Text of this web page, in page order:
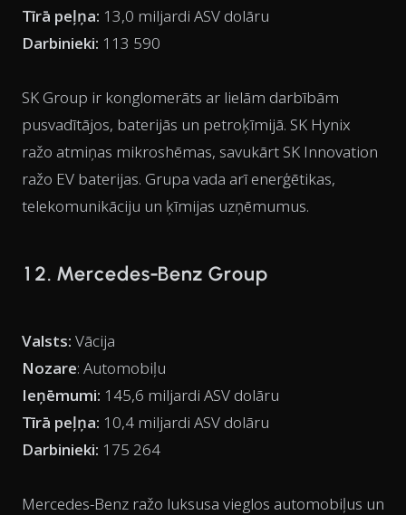
Tīrā peļņa: 13,0 miljardi ASV dolāru
Darbinieki: 113 590
SK Group ir konglomerāts ar lielām darbībām
pusvadītājos, baterijās un petroķīmijā. SK Hynix
ražo atmiņas mikroshēmas, savukārt SK Innovation
ražo EV baterijas. Grupa vada arī enerģētikas,
telekomunikāciju un ķīmijas uzņēmumus.
12. Mercedes-Benz Group
Valsts: Vācija
Nozare: Automobiļu
Ieņēmumi: 145,6 miljardi ASV dolāru
Tīrā peļņa: 10,4 miljardi ASV dolāru
Darbinieki: 175 264
Mercedes-Benz ražo luksusa vieglos automobiļus un